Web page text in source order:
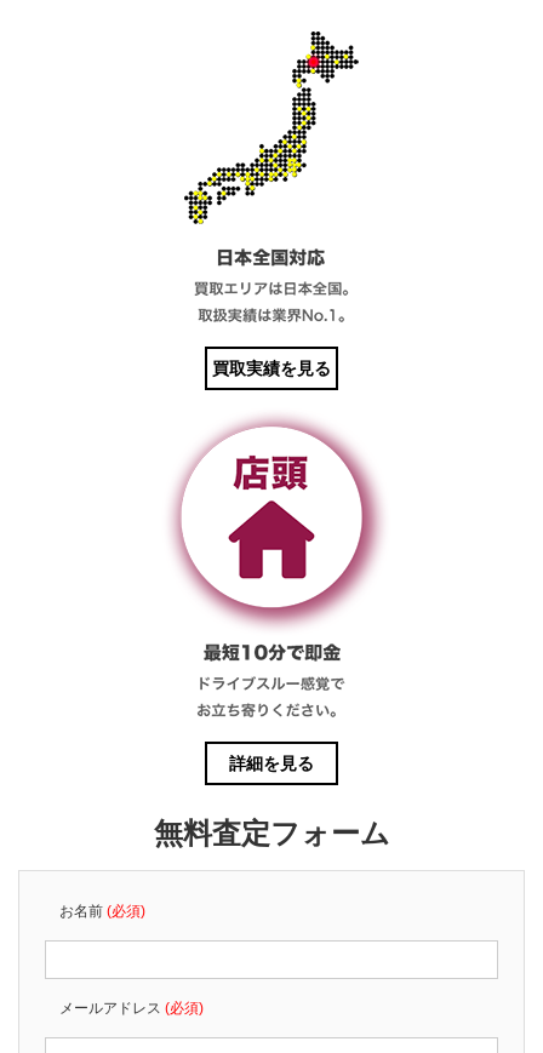
買取実績を見る
詳細を見る
無料査定フォーム
お名前 (必須)
メールアドレス (必須)